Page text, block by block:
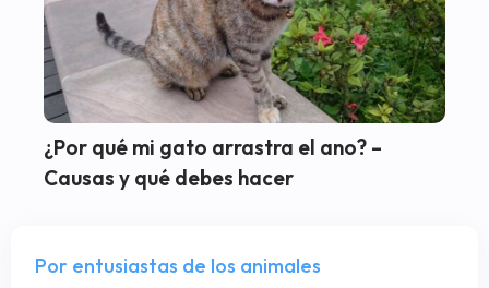
¿Por qué mi gato arrastra el ano? –
Causas y qué debes hacer
Por entusiastas de los animales